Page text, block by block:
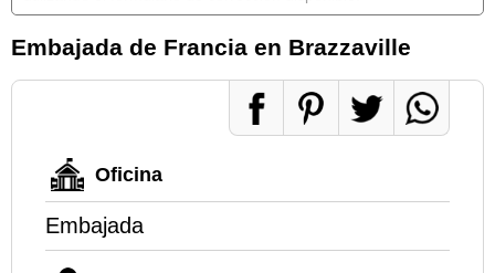
Embajada de Francia en Brazzaville
Oficina
Embajada